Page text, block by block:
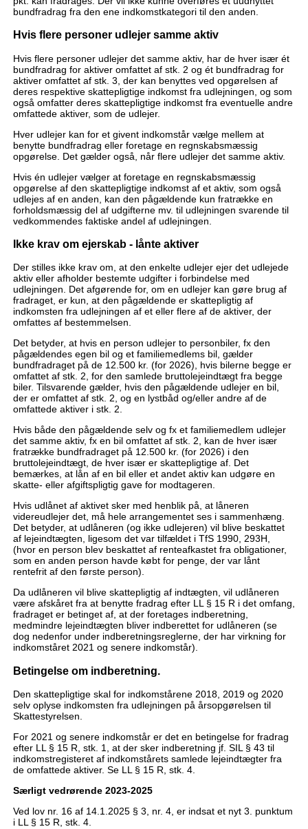
bundfradrag fra den ene indkomstkategori til den anden.
Hvis flere personer udlejer samme aktiv
Hvis flere personer udlejer det samme aktiv, har de hver især ét
bundfradrag for aktiver omfattet af stk. 2 og ét bundfradrag for
aktiver omfattet af stk. 3, der kan benyttes ved opgørelsen af
deres respektive skattepligtige indkomst fra udlejningen, og som
også omfatter deres skattepligtige indkomst fra eventuelle andre
omfattede aktiver, som de udlejer.
Hver udlejer kan for et givent indkomstår vælge mellem at
benytte bundfradrag eller foretage en regnskabsmæssig
opgørelse. Det gælder også, når flere udlejer det samme aktiv.
Hvis én udlejer vælger at foretage en regnskabsmæssig
opgørelse af den skattepligtige indkomst af et aktiv, som også
udlejes af en anden, kan den pågældende kun fratrække en
forholdsmæssig del af udgifterne mv. til udlejningen svarende til
vedkommendes faktiske andel af udlejningen.
Ikke krav om ejerskab - lånte aktiver
Der stilles ikke krav om, at den enkelte udlejer ejer det udlejede
aktiv eller afholder bestemte udgifter i forbindelse med
udlejningen. Det afgørende for, om en udlejer kan gøre brug af
fradraget, er kun, at den pågældende er skattepligtig af
indkomsten fra udlejningen af et eller flere af de aktiver, der
omfattes af bestemmelsen.
Det betyder, at hvis en person udlejer to personbiler, fx den
pågældendes egen bil og et familiemedlems bil, gælder
bundfradraget på de 12.500 kr. (for 2026), hvis bilerne begge er
omfattet af stk. 2, for den samlede bruttolejeindtægt fra begge
biler. Tilsvarende gælder, hvis den pågældende udlejer en bil,
der er omfattet af stk. 2, og en lystbåd og/eller andre af de
omfattede aktiver i stk. 2.
Hvis både den pågældende selv og fx et familiemedlem udlejer
det samme aktiv, fx en bil omfattet af stk. 2, kan de hver især
fratrække bundfradraget på 12.500 kr. (for 2026) i den
bruttolejeindtægt, de hver især er skattepligtige af. Det
bemærkes, at lån af en bil eller et andet aktiv kan udgøre en
skatte- eller afgiftspligtig gave for modtageren.
Hvis udlånet af aktivet sker med henblik på, at låneren
videreudlejer det, må hele arrangementet ses i sammenhæng.
Det betyder, at udlåneren (og ikke udlejeren) vil blive beskattet
af lejeindtægten, ligesom det var tilfældet i TfS 1990, 293H,
(hvor en person blev beskattet af renteafkastet fra obligationer,
som en anden person havde købt for penge, der var lånt
rentefrit af den første person).
Da udlåneren vil blive skattepligtig af indtægten, vil udlåneren
være afskåret fra at benytte fradrag efter LL § 15 R i det omfang,
fradraget er betinget af, at der foretages indberetning,
medmindre lejeindtægten bliver indberettet for udlåneren (se
dog nedenfor under indberetningsreglerne, der har virkning for
indkomståret 2021 og senere indkomstår).
Betingelse om indberetning.
Den skattepligtige skal for indkomstårene 2018, 2019 og 2020
selv oplyse indkomsten fra udlejningen på årsopgørelsen til
Skattestyrelsen.
For 2021 og senere indkomstår er det en betingelse for fradrag
efter LL § 15 R, stk. 1, at der sker indberetning jf. SIL § 43 til
indkomstregisteret af indkomstårets samlede lejeindtægter fra
de omfattede aktiver. Se LL § 15 R, stk. 4.
Særligt vedrørende 2023-2025
Ved lov nr. 16 af 14.1.2025 § 3, nr. 4, er indsat et nyt 3. punktum
i LL § 15 R, stk. 4.